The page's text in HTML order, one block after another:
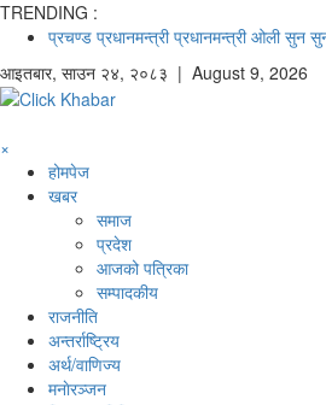
TRENDING :
प्रचण्ड प्रधानमन्त्री प्रधानमन्त्री ओली सुन
आइतबार, साउन २४, २०८३ | August 9, 2026
×
होमपेज
खबर
समाज
प्रदेश
आजको पत्रिका
सम्पादकीय
राजनीति
अन्तर्राष्ट्रिय
अर्थ/वाणिज्य
मनाेरञ्जन